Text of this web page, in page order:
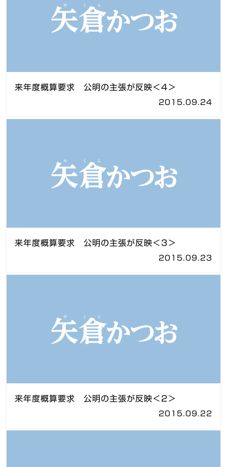
来年度概算要求 公明の主張が反映＜4＞
2015.09.24
来年度概算要求 公明の主張が反映＜3＞
2015.09.23
来年度概算要求 公明の主張が反映＜2＞
2015.09.22